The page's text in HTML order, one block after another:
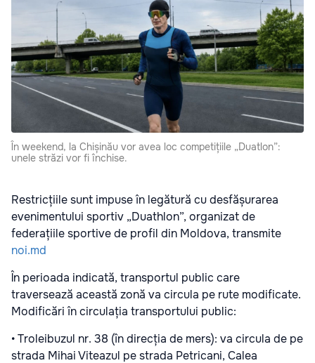
În weekend, la Chișinău vor avea loc competițiile „Duatlon”:
unele străzi vor fi închise.
Restricțiile sunt impuse în legătură cu desfășurarea
evenimentului sportiv „Duathlon”, organizat de
federațiile sportive de profil din Moldova, transmite
noi.md
În perioada indicată, transportul public care
traversează această zonă va circula pe rute modificate.
Modificări în circulația transportului public:
• Troleibuzul nr. 38 (în direcția de mers): va circula de pe
strada Mihai Viteazul pe strada Petricani, Calea